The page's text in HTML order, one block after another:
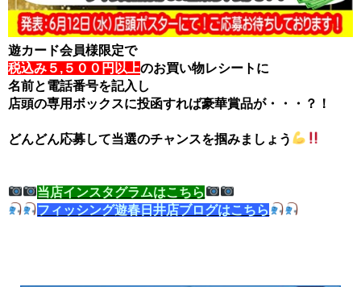
遊カード会員様限定で
税込み５,５００円以上のお買い物レシートに
名前と電話番号を記入し
店頭の専用ボックスに投函すれば豪華賞品が・・・？！
どんどん応募して当選のチャンスを掴みましょう
当店インスタグラムはこちら
フィッシング遊春日井店ブログはこちら